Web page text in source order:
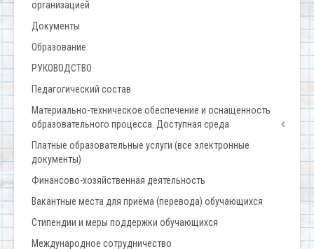
организацией
Документы
Образование
РУКОВОДСТВО
Педагогический состав
Материально-техническое обеспечение и оснащенность
образовательного процесса. Доступная среда
Платные образовательные услуги (все электронные
документы)
Финансово-хозяйственная деятельность
Вакантные места для приёма (перевода) обучающихся
Стипендии и меры поддержки обучающихся
Международное сотрудничество